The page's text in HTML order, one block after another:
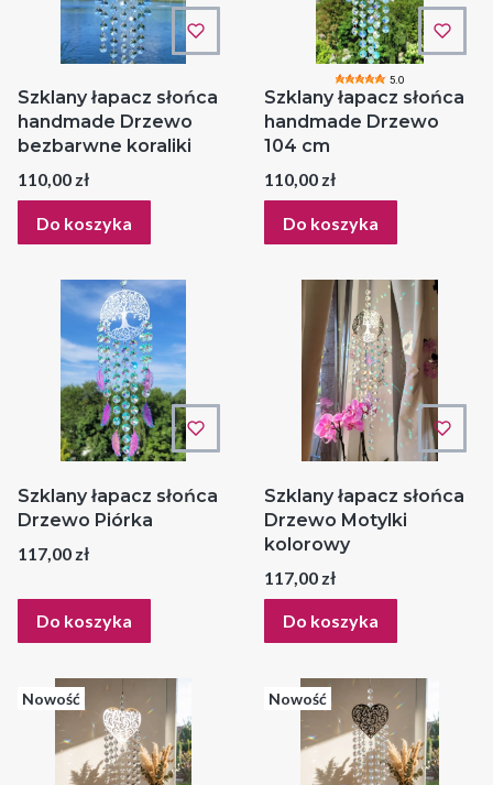
Szklany łapacz słońca
handmade Drzewo
bezbarwne koraliki
Cena
110,00 zł
Do koszyka
5.0
Szklany łapacz słońca
handmade Drzewo
104 cm
Cena
110,00 zł
Do koszyka
Szklany łapacz słońca
Drzewo Piórka
Cena
117,00 zł
Do koszyka
Szklany łapacz słońca
Drzewo Motylki
kolorowy
Cena
117,00 zł
Do koszyka
Nowość Nowość